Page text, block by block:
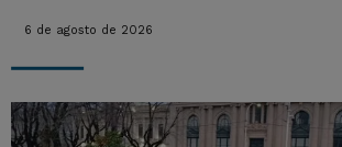
6 de agosto de 2026